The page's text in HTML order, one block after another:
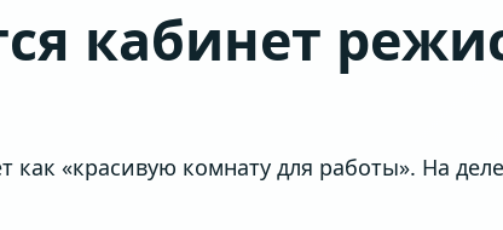
кабинет
«красивую комнату для работы». На